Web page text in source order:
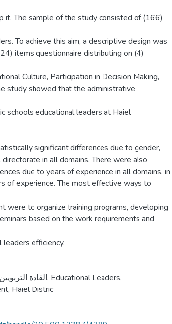
it. The sample of the study consisted of (166)
To achieve this aim, a descriptive design was
items questionnaire distributing on (4)
Culture, Participation in Decision Making,
study showed that the administrative
schools educational leaders at Haiel
significant differences due to gender,
in all domains. There were also
due to years of experience in all domains, in
of experience. The most effective ways to
were to organize training programs, developing
based on the work requirements and
efficiency.
القادة التربويين, Educational Leaders,
, Haiel Distric